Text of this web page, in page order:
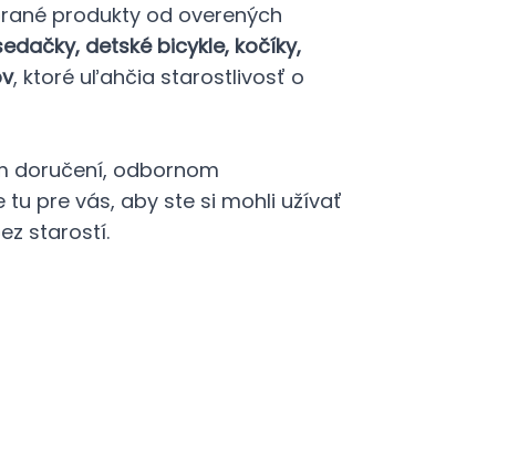
produkty od overených
detské bicykle, kočíky,
, ktoré uľahčia starostlivosť o
doručení, odbornom
pre vás, aby ste si mohli užívať
starostí.